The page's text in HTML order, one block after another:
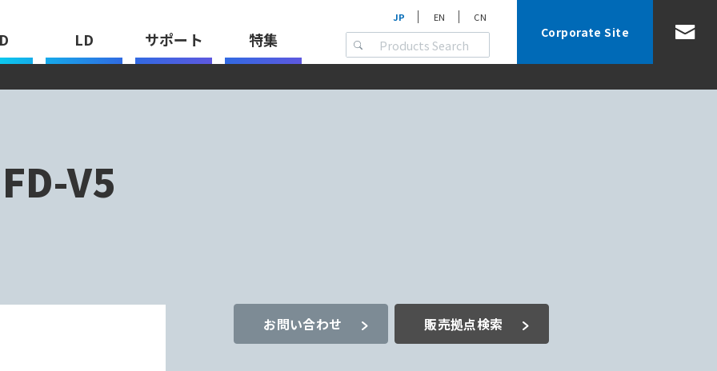
LD サポート 特集
JP EN CN
Corporate Site
V5
お問い合わせ 販売拠点検索